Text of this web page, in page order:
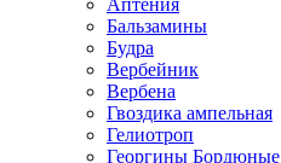
Бальзамины
Будра
Вербейник
Вербена
Гвоздика ампельная
Гелиотроп
Георгины Бордюные